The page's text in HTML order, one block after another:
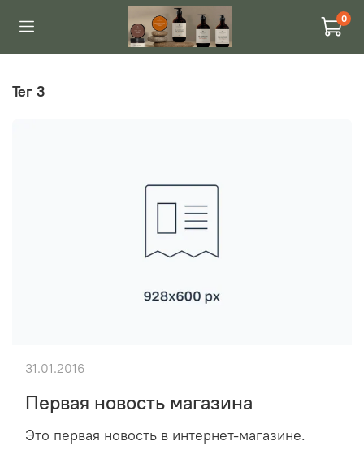
0
тег 3
Первая новость магазина
Это первая новость в интернет-магазине.
31.01.2016